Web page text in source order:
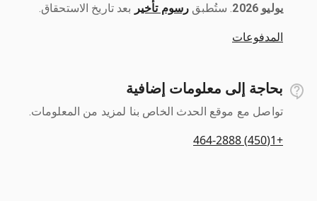
يوليو 2026
رسوم تأخير بعد تاريخ الاستحقاق.
المدفوعات
بحاجة إلى معلومات إضافية
تواصل مع موقع الحدث الخاص بنا لمزيد من المعلومات.
+1(450) 464-2888